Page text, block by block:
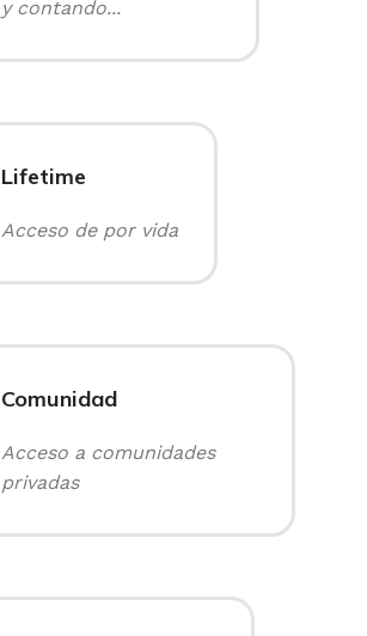
y contando...
Lifetime
Acceso de por vida
Comunidad
Acceso a comunidades
privadas